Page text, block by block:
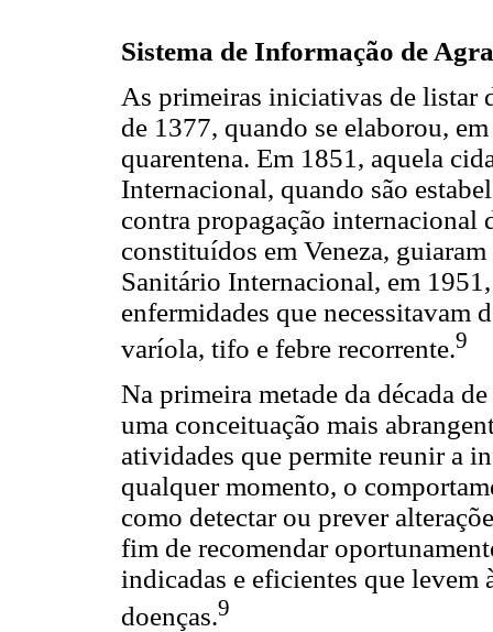
Sistema de Informação de
As primeiras iniciativas de listar
de 1377, quando se elaborou,
quarentena. Em 1851, aquela
Internacional, quando são
contra propagação internacional
constituídos em Veneza,
Sanitário Internacional, em
enfermidades que necessitavam
varíola, tifo e febre recorrente.9
Na primeira metade da década
uma conceituação mais
atividades que permite reunir a
qualquer momento, o
como detectar ou prever
fim de recomendar
indicadas e eficientes que levem
doenças.9